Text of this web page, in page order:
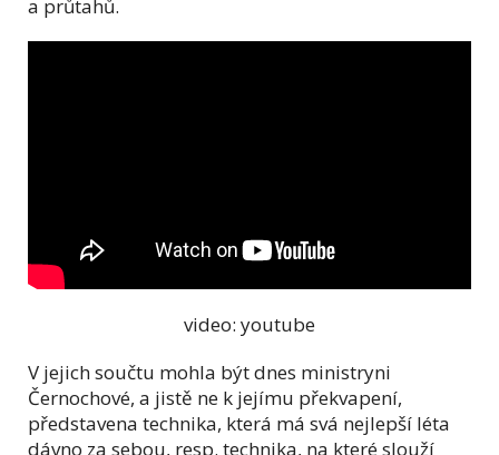
a průtahů.
video: youtube
V jejich součtu mohla být dnes ministryni
Černochové, a jistě ne k jejímu překvapení,
představena technika, která má svá nejlepší léta
dávno za sebou, resp. technika, na které slouží